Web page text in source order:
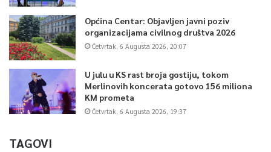
Općina Centar: Objavljen javni poziv
organizacijama civilnog društva 2026
Četvrtak, 6 Augusta 2026, 20:07
U julu u KS rast broja gostiju, tokom
Merlinovih koncerata gotovo 156 miliona
KM prometa
Četvrtak, 6 Augusta 2026, 19:37
TAGOVI